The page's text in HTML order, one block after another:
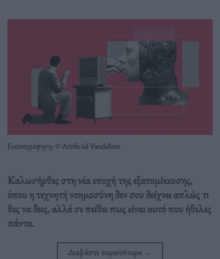
Εικονογράφηση: © Artificial Vandalism
Καλωσήρθες στη νέα εποχή της εξατομίκευσης,
όπου η τεχνητή νοημοσύνη δεν σου δείχνει απλώς τι
θες να δεις, αλλά σε πείθει πως είναι αυτό που ήθελες
πάντα.
Διαβάστε περισσότερα →